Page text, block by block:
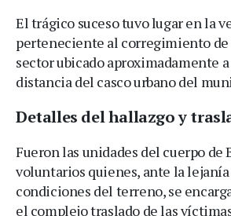
El trágico suceso tuvo lugar en la
perteneciente al corregimiento de
sector ubicado aproximadamente a
distancia del casco urbano del
Detalles del hallazgo y
Fueron las unidades del cuerpo de
voluntarios quienes, ante la lejanía
condiciones del terreno, se
el complejo traslado de las